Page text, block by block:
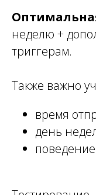
неделю +
триггерам.
Также важно
время
день